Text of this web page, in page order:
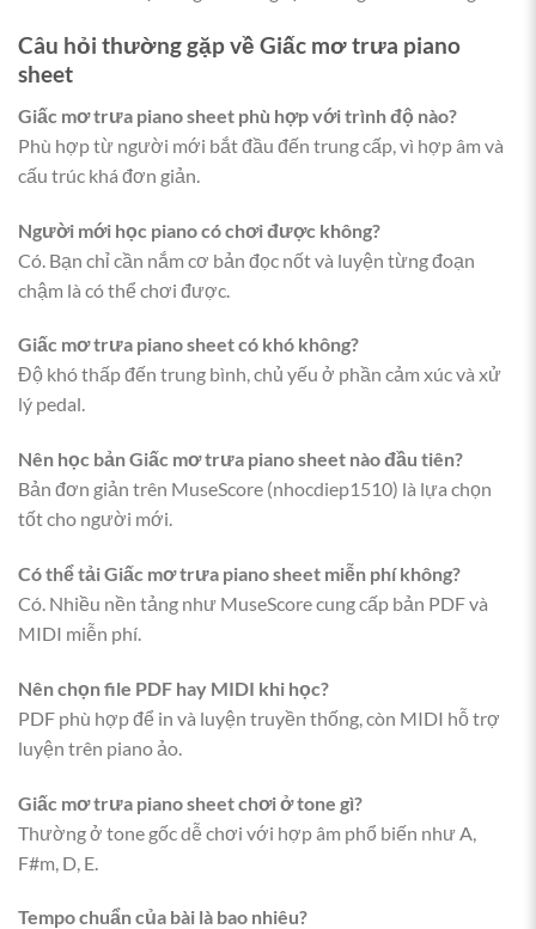
Câu hỏi thường gặp về Giấc mơ trưa piano
sheet
Giấc mơ trưa piano sheet phù hợp với trình độ nào?
Phù hợp từ người mới bắt đầu đến trung cấp, vì hợp âm và
cấu trúc khá đơn giản.
Người mới học piano có chơi được không?
Có. Bạn chỉ cần nắm cơ bản đọc nốt và luyện từng đoạn
chậm là có thể chơi được.
Giấc mơ trưa piano sheet có khó không?
Độ khó thấp đến trung bình, chủ yếu ở phần cảm xúc và xử
lý pedal.
Nên học bản Giấc mơ trưa piano sheet nào đầu tiên?
Bản đơn giản trên MuseScore (nhocdiep1510) là lựa chọn
tốt cho người mới.
Có thể tải Giấc mơ trưa piano sheet miễn phí không?
Có. Nhiều nền tảng như MuseScore cung cấp bản PDF và
MIDI miễn phí.
Nên chọn file PDF hay MIDI khi học?
PDF phù hợp để in và luyện truyền thống, còn MIDI hỗ trợ
luyện trên piano ảo.
Giấc mơ trưa piano sheet chơi ở tone gì?
Thường ở tone gốc dễ chơi với hợp âm phổ biến như A,
F#m, D, E.
Tempo chuẩn của bài là bao nhiêu?